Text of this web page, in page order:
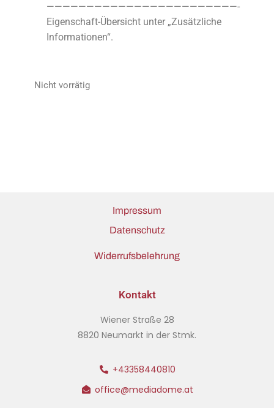
————————————————————————-
Eigenschaft-Übersicht unter „Zusätzliche
Informationen“.
Nicht vorrätig
Impressum
Datenschutz
Widerrufsbelehrung
Kontakt
Wiener Straße 28
8820 Neumarkt in der Stmk.
+43358440810
office@mediadome.at